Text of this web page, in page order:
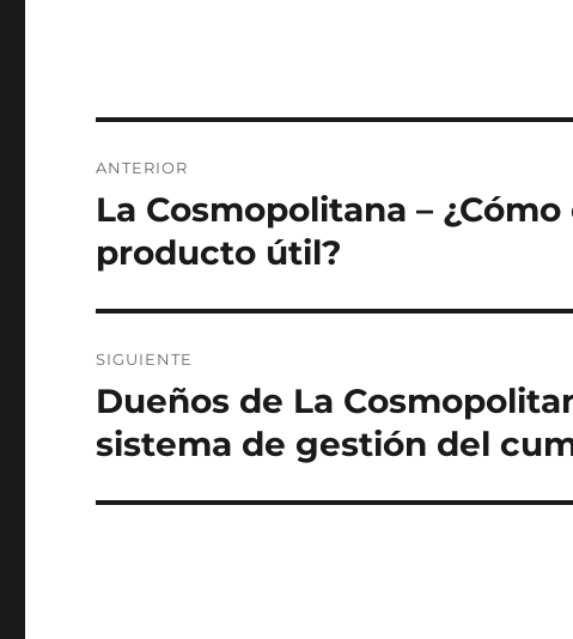
de
entradas
ANTERIOR
Entrada
anterior:
La Cosmopolitana –
producto útil?
SIGUIENTE
Siguiente
entrada:
Dueños de La
sistema de gestión del